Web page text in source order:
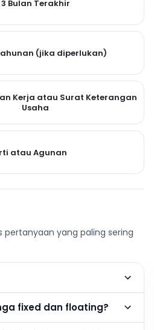
Bulan Terakhir
(jika diperlukan)
Kerja atau Surat Keterangan
Usaha
atau Agunan
pertanyaan yang paling sering
fixed dan floating?